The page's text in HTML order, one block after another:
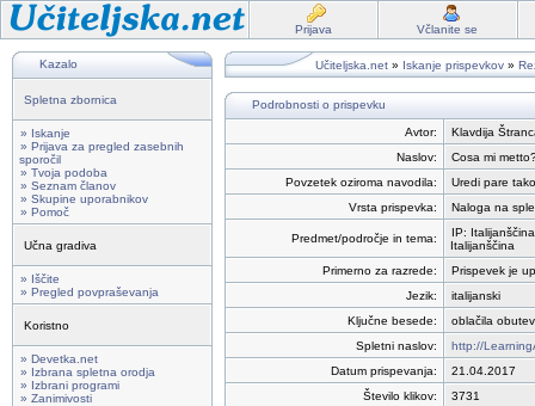
Prijava Včlanite se
Kazalo
Spletna zbornica
» Iskanje
» Prijava za pregled zasebnih
sporočil
» Tvoja podoba
» Seznam članov
» Skupine uporabnikov
» Pomoč
Učna gradiva
» Iščite
» Pregled povpraševanja
Koristno
» Devetka.net
» Izbrana spletna orodja
» Izbrani programi
» Zanimivosti
Učiteljska.net » Iskanje prispevkov »
Podrobnosti o prispevku
Avtor:
Klavdija
Naslov:
Cosa mi
Povzetek oziroma navodila:
Uredi pare
Vrsta prispevka:
Naloga na
Predmet/področje in tema:
IP:
Italijanščina
Primerno za razrede:
Prispevek je
Jezik:
italijanski
Ključne besede:
oblačila
Spletni naslov:
http://
Datum prispevanja:
21.04.2017
Število klikov:
3731